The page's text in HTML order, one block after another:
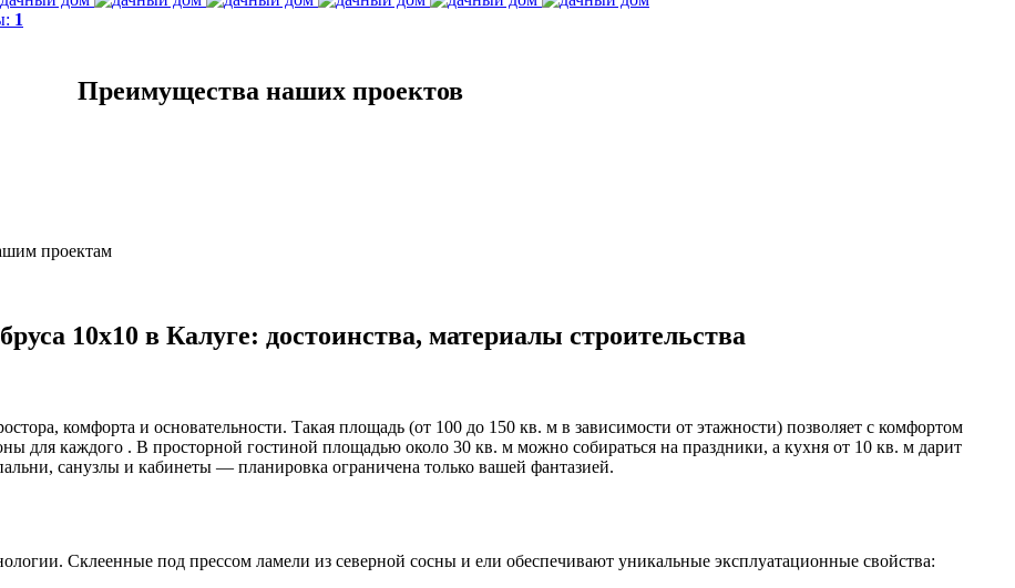
1
Преимущества наших проектов
проектам
10х10 в Калуге: достоинства, материалы строительства
комфорта и основательности. Такая площадь (от 100 до 150 кв. м в зависимости от этажности) позволяет с комфортом
для каждого . В просторной гостиной площадью около 30 кв. м можно собираться на праздники, а кухня от 10 кв. м дарит
санузлы и кабинеты — планировка ограничена только вашей фантазией.
Склеенные под прессом ламели из северной сосны и ели обеспечивают уникальные эксплуатационные свойства: